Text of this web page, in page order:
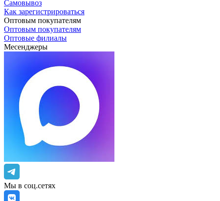
Самовывоз
Как зарегистрироваться
Оптовым покупателям
Оптовым покупателям
Оптовые филиалы
Месенджеры
Мы в соц.сетях